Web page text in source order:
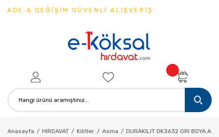
& DEĞİŞİM GÜVENLİ ALIŞVERİŞ
Anasayfa HIRDAVAT Kilitler Asma DURAKILIT DK3632 GRI